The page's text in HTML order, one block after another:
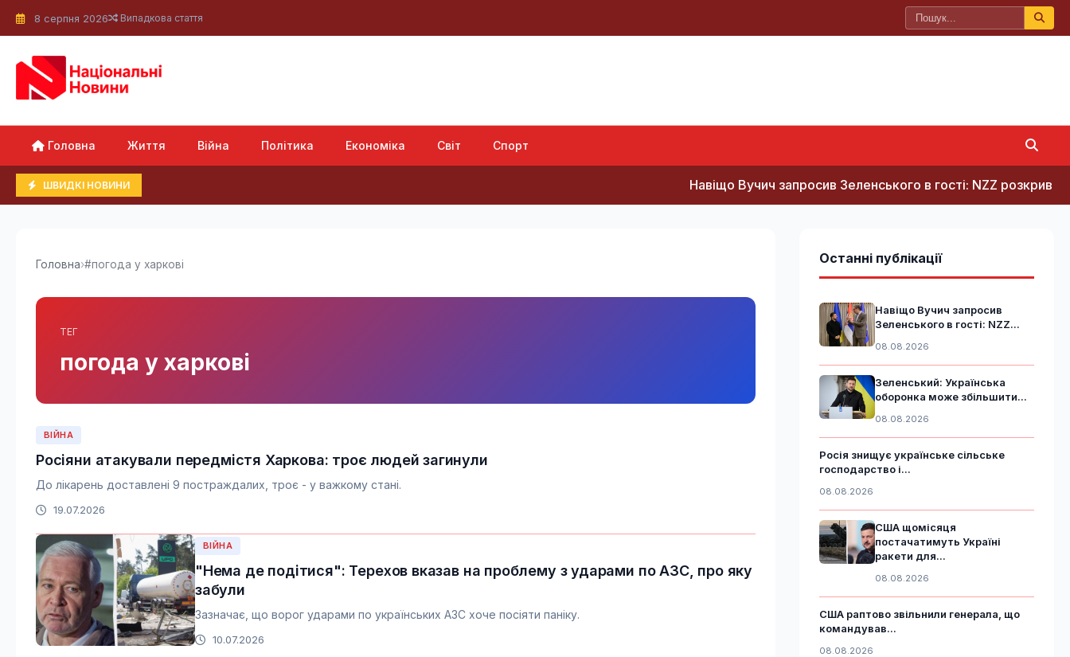
8 серпня 2026 Випадкова стаття
Головна Життя Війна Політика Економіка Світ Спорт
ШВИДКІ НОВИНИ Навіщо Вучич запросив Зеленського в гості: NZZ розкрив
Головна›#погода у харкові
ТЕГ
погода у харкові
ВІЙНА
Росіяни атакували передмістя Харкова: троє людей загинули
До лікарень доставлені 9 постраждалих, троє - у важкому стані.
19.07.2026
ВІЙНА
"Нема де подітися": Терехов вказав на проблему з ударами по АЗС, про яку
забули
Зазначає, що ворог ударами по українських АЗС хоче посіяти паніку.
10.07.2026
Останні публікації
Навіщо Вучич запросив
Зеленського в гості: NZZ...
08.08.2026
Зеленський: Українська
оборонка може збільшити...
08.08.2026
Росія знищує українське сільське
господарство і...
08.08.2026
США щомісяця
постачатимуть Україні
ракети для...
08.08.2026
США раптово звільнили генерала, що
командував...
08.08.2026